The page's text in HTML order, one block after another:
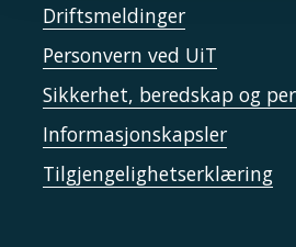
Driftsmeldinger
Personvern ved UiT
Sikkerhet, beredskap og
Informasjonskapsler
Tilgjengelighetserklæring